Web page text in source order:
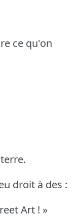
ce qu'on
droit à des :
Art ! »